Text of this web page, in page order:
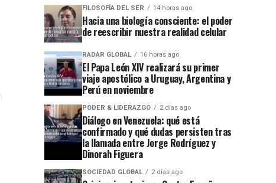
FILOSOFÍA DEL SER 14 horas ago
Hacia una biología consciente: el poder
de reescribir nuestra realidad celular
RADAR GLOBAL 16 horas ago
El Papa León XIV realizará su primer
viaje apostólico a Uruguay, Argentina y
Perú en noviembre
PODER & LIDERAZGO 2 días ago
Diálogo en Venezuela: qué está
confirmado y qué dudas persisten tras
la llamada entre Jorge Rodríguez y
Dinorah Figuera
SOCIEDAD GLOBAL 2 días ago